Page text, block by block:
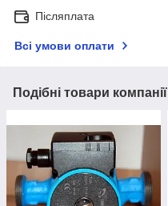
Післяплата
Всі умови оплати
Подібні товари компанії